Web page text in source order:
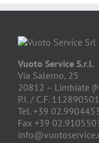
Vuoto Service S.r.l.
Via Salerno, 25
20812 – Limbiate
P.I. / C.F.
Tel. +39
Fax +39